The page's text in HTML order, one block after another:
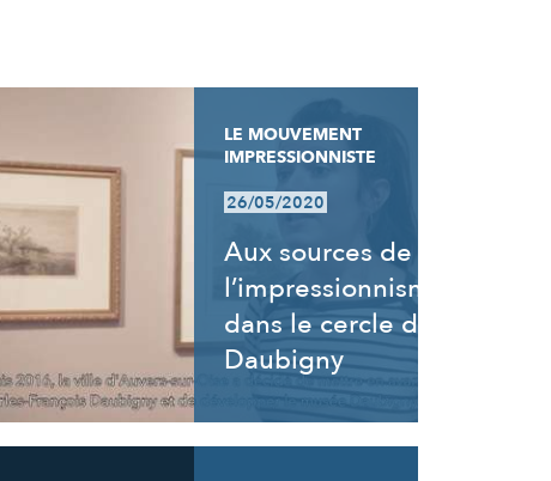
LE MOUVEMENT
IMPRESSIONNISTE
26/05/2020
Aux sources de
l’impressionnisme,
dans le cercle de
Daubigny